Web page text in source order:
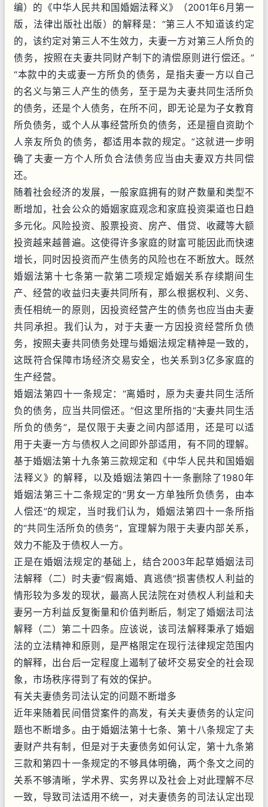
编）的《中华人民共和国婚姻法释义》（2001年6月第一
版，法律出版社出版）的解释是：“第三人不知道该约定
的，该约定对第三人不生效力，夫妻一方对第三人所负的
债务，按照在夫妻共同财产制下的清偿原则进行偿还。”
“本款中的夫或妻一方所负的债务，是指夫妻一方以自己
的名义与第三人产生的债务，至于是为夫妻共同生活所负
的债务，还是个人债务，在所不问，即无论是为子女教育
所负债务，或个人从事经营所负的债务，还是擅自资助个
人亲友所负的债务，都适用本款的规定。”这就进一步明
确了夫妻一方个人所负合法债务应当由夫妻双方共同偿
还。
随着社会经济的发展，一般家庭拥有的财产数量和类型不
断增加，社会公众的婚姻家庭观念和家庭投资渠道也日趋
多元化。风险投资、股票投资、房产、借贷、收藏等大额
投资越来越普遍。这使得许多家庭的财富可能因此而快速
增长，同时因投资而产生债务的风险也在不断放大。既然
婚姻法第十七条第一款第二项规定婚姻关系存续期间生
产、经营的收益归夫妻共同所有，那么根据权利、义务、
责任相统一的原则，因投资经营产生的债务也应当由夫妻
共同承担。我们认为，对于夫妻一方因投资经营所负债
务，按照夫妻共同债务处理与婚姻法规定精神是一致的，
这既符合保障市场经济交易安全，也关系到3亿多家庭的
生产经营。
婚姻法第四十一条规定：“离婚时，原为夫妻共同生活所
负的债务，应当共同偿还。”但这里所指的“夫妻共同生活
所负的债务”，是仅限于夫妻之间内部适用，还是可以适
用于夫妻一方与债权人之间即外部适用，有不同的理解。
基于婚姻法第十九条第三款规定和《中华人民共和国婚姻
法释义》的解释，以及婚姻法第四十一条删除了1980年
婚姻法第三十二条规定的“男女一方单独所负债务，由本
人偿还”的规定，当时我们认为，婚姻法第四十一条所指
的“共同生活所负的债务”，宜理解为限于夫妻内部关系，
效力不能及于债权人一方。
正是在婚姻法规定的基础上，结合2003年起草婚姻法司
法解释（二）时夫妻“假离婚、真逃债”损害债权人利益的
情形较为多发的现状，最高人民法院在对债权人利益和夫
妻另一方利益反复衡量和价值判断后，制定了婚姻法司法
解释（二）第二十四条。应该说，该司法解释秉承了婚姻
法的立法精神和原则，是严格限定在现行法律规定范围内
的解释，出台后一定程度上遏制了破坏交易安全的社会现
象，市场秩序得到了有效的保护。
有关夫妻债务司法认定的问题不断增多
近年来随着民间借贷案件的高发，有关夫妻债务的认定问
题也不断增多。由于婚姻法第十七条、第十八条规定了夫
妻财产共有制，但是对于夫妻债务如何认定，第十九条第
三款和第四十一条规定的不够具体明确，两个条文之间的
关系不够清晰，学术界、实务界以及社会上对此理解不尽
一致，导致司法适用不统一，对夫妻债务的司法认定出现